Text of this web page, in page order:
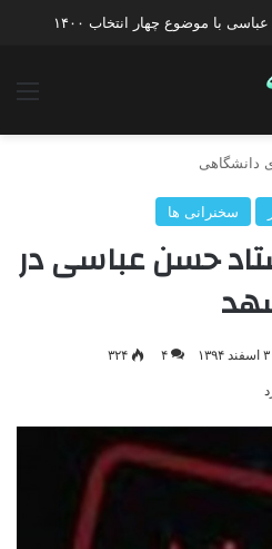
با موضوع چهار انتخاب ۱۴۰۰
دانشگاهی
سخنرانی ها
حسن عباسی در
۳ اسفند ۱۳۹۴ ۴ ۳۲۴